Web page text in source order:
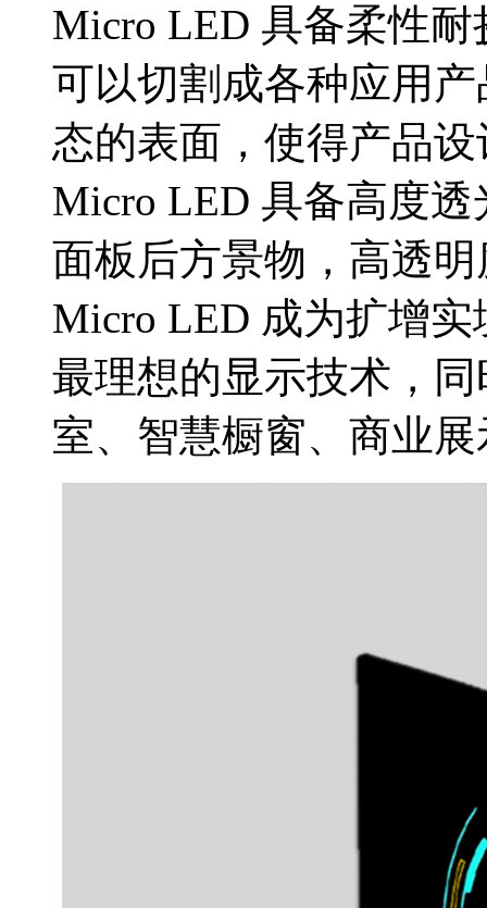
Micro LED 具备柔性耐挠
可以切割成各种应用产
态的表面，使得产品
Micro LED 具备高度透
面板后方景物，高透
Micro LED 成为扩增实
最理想的显示技术，
室、智慧橱窗、商